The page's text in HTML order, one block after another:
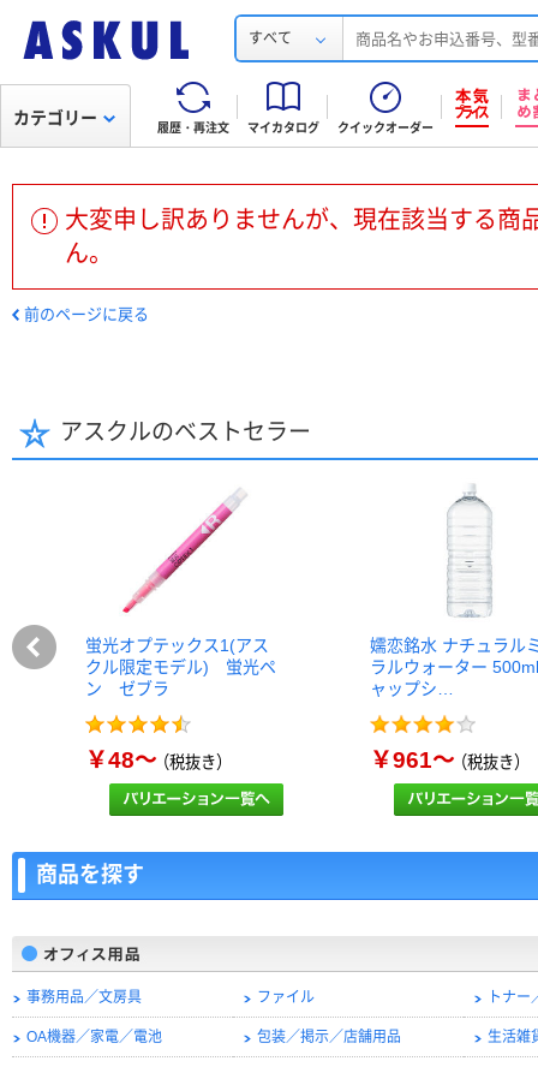
すべて
履歴・再注文 マイカタログ クイックオーダー
カテゴリー
大変申し訳ありませんが、現在該当する商
ん。
前のページに戻る
アスクルのベストセラー
蛍光オプテックス1(アス
クル限定モデル) 蛍光ペ
ン ゼブラ
￥48～（税抜き）
嬬恋銘水 ナチュラル
ラルウォーター
ャップシ…
￥961～（税抜き）
商品を探す
事務用品／文房具 ファイル トナ
OA機器／家電／電池 包装／掲示／店舗用品 生活雑